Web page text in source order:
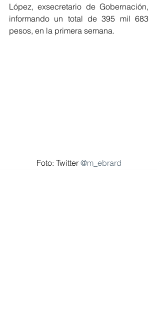
López, exsecretario de Gobernación,
informando un total de 395 mil 683
pesos, en la primera semana.
Foto: Twitter @m_ebrard